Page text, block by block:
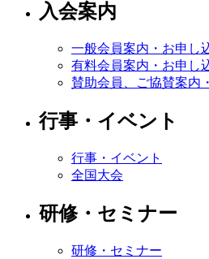
入会案内
一般会員案内・お申し
有料会員案内・お申し
賛助会員、ご協賛案内
行事・イベント
行事・イベント
全国大会
研修・セミナー
研修・セミナー